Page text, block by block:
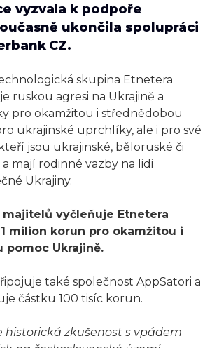
vyzvala k podpoře
ukončila spolupráci
CZ.
skupina Etnetera
ruskou agresi na Ukrajině a
pro okamžitou i střednědobou
ukrajinské uprchlíky, ale i pro své
jsou ukrajinské, běloruské či
mají rodinné vazby na lidi
Ukrajiny.
vyčleňuje Etnetera
milion korun pro okamžitou i
pomoc Ukrajině.
také společnost AppSatori a
částku 100 tisíc korun.
historická zkušenost s vpádem